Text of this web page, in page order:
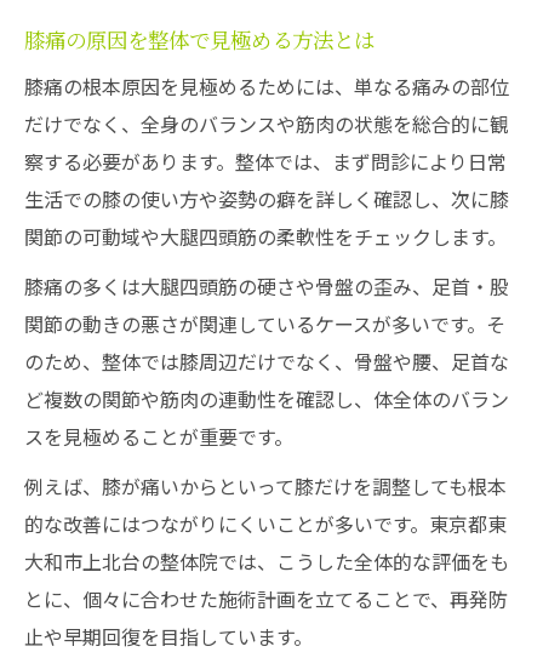
太もも前の張りを整体で緩和する仕組み
整体が膝痛と筋肉の緊張に与える効果
膝と太もものバランスを整える整体の強み
整体で得られる膝痛軽減の体感変化とは
日常動作が楽になる膝痛対策の整体アプローチ
整体で膝痛改善し日常動作を快適にする
階段が楽になる整体アプローチの実際
膝痛対策に役立つ整体のセルフケア指導
整体で歩行時の膝の負担を軽減する方法
膝が曲げやすくなる整体のポイント解説
硬くなった大腿四頭筋の柔軟性を取り戻す方法
整体で大腿四頭筋の硬さを改善するコツ
大腿四頭筋の柔軟性を高める整体の方法
整体施術と併用できる筋肉ほぐしの工夫
膝と大腿四頭筋の連動性を整体で整える
膝痛の原因を整体で見極める方法とは
膝痛の根本原因を見極めるためには、単なる痛みの部位
だけでなく、全身のバランスや筋肉の状態を総合的に観
察する必要があります。整体では、まず問診により日常
生活での膝の使い方や姿勢の癖を詳しく確認し、次に膝
関節の可動域や大腿四頭筋の柔軟性をチェックします。
膝痛の多くは大腿四頭筋の硬さや骨盤の歪み、足首・股
関節の動きの悪さが関連しているケースが多いです。そ
のため、整体では膝周辺だけでなく、骨盤や腰、足首な
ど複数の関節や筋肉の連動性を確認し、体全体のバラン
スを見極めることが重要です。
例えば、膝が痛いからといって膝だけを調整しても根本
的な改善にはつながりにくいことが多いです。東京都東
大和市上北台の整体院では、こうした全体的な評価をも
とに、個々に合わせた施術計画を立てることで、再発防
止や早期回復を目指しています。